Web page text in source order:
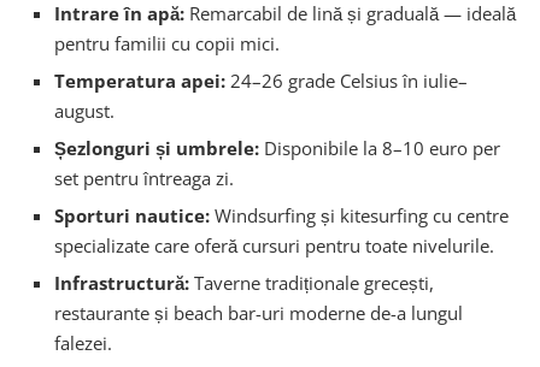
Intrare în apă: Remarcabil de lină și graduală — ideală
pentru familii cu copii mici.
Temperatura apei: 24–26 grade Celsius în iulie–
august.
Șezlonguri și umbrele: Disponibile la 8–10 euro per
set pentru întreaga zi.
Sporturi nautice: Windsurfing și kitesurfing cu centre
specializate care oferă cursuri pentru toate nivelurile.
Infrastructură: Taverne tradiționale grecești,
restaurante și beach bar-uri moderne de-a lungul
falezei.